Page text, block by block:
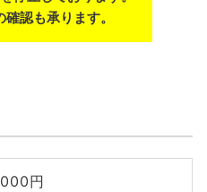
認も承ります。
円